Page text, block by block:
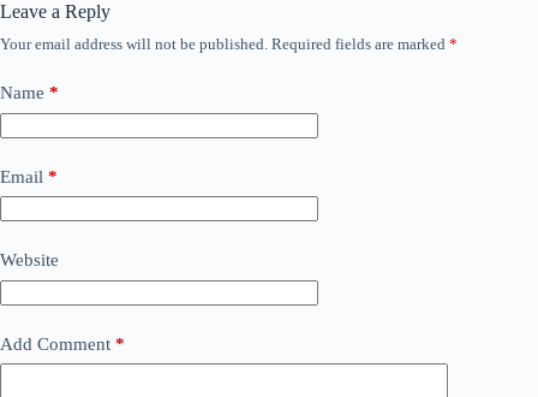
Leave a Reply
Your email address will not be published. Required fields are marked *
Name *
Email *
Website
Add Comment *